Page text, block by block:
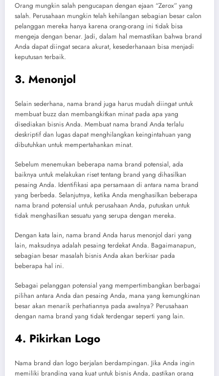
Orang mungkin salah pengucapan dengan ejaan “Zerox” yang
salah. Perusahaan mungkin telah kehilangan sebagian besar calon
pelanggan mereka hanya karena orang-orang ini tidak bisa
mengeja dengan benar. Jadi, dalam hal memastikan bahwa brand
Anda dapat diingat secara akurat, kesederhanaan bisa menjadi
keputusan terbaik.
3. Menonjol
Selain sederhana, nama brand juga harus mudah diingat untuk
membuat buzz dan membangkitkan minat pada apa yang
disediakan bisnis Anda. Membuat nama brand Anda terlalu
deskriptif dan lugas dapat menghilangkan keingintahuan yang
dibutuhkan untuk mempertahankan minat.
Sebelum menemukan beberapa nama brand potensial, ada
baiknya untuk melakukan riset tentang brand yang dihasilkan
pesaing Anda. Identifikasi apa persamaan di antara nama brand
yang berbeda. Selanjutnya, ketika Anda menghasilkan beberapa
nama brand potensial untuk perusahaan Anda, putuskan untuk
tidak menghasilkan sesuatu yang serupa dengan mereka.
Dengan kata lain, nama brand Anda harus menonjol dari yang
lain, maksudnya adalah pesaing terdekat Anda. Bagaimanapun,
sebagian besar masalah bisnis Anda akan berkisar pada
beberapa hal ini.
Sebagai pelanggan potensial yang mempertimbangkan berbagai
pilihan antara Anda dan pesaing Anda, mana yang kemungkinan
besar akan menarik perhatiannya pada awalnya? Perusahaan
dengan nama brand yang tidak terdengar seperti yang lain.
4. Pikirkan Logo
Nama brand dan logo berjalan berdampingan. Jika Anda ingin
memiliki branding yang kuat untuk bisnis Anda, pastikan orang